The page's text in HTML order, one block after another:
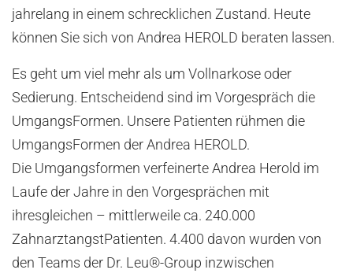
jahrelang in einem schrecklichen Zustand. Heute
können Sie sich von Andrea HEROLD beraten lassen.
Es geht um viel mehr als um Vollnarkose oder
Sedierung. Entscheidend sind im Vorgespräch die
UmgangsFormen. Unsere Patienten rühmen die
UmgangsFormen der Andrea HEROLD.
Die Umgangsformen verfeinerte Andrea Herold im
Laufe der Jahre in den Vorgesprächen mit
ihresgleichen – mittlerweile ca. 240.000
ZahnarztangstPatienten. 4.400 davon wurden von
den Teams der Dr. Leu®-Group inzwischen